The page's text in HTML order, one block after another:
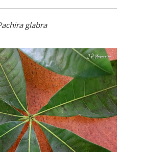
glabra